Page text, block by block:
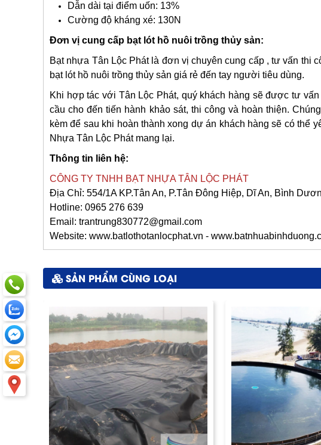
Dẫn dài tại điểm uốn: 13%
Cường độ kháng xé: 130N
Đơn vị cung cấp bạt lót hồ nuôi trồng thủy sản:
Bạt nhựa Tân Lộc Phát là đơn vị chuyên cung cấp , tư vấn thi
bạt lót hồ nuôi trồng thủy sản giá rẻ đến tay người tiêu dùng.
Khi hợp tác với Tân Lộc Phát, quý khách hàng sẽ được tư
cầu cho đến tiến hành khảo sát, thi công và hoàn thiện.
kèm để sau khi hoàn thành xong dự án khách hàng sẽ có thể
Nhựa Tân Lộc Phát mang lại.
Thông tin liên hệ:
CÔNG TY TNHH BẠT NHỰA TÂN LỘC PHÁT
Địa Chỉ: 554/1A KP.Tân An, P.Tân Đông Hiệp, Dĩ An, Bình
Hotline: 0965 276 639
Email: trantrung830772@gmail.com
Website: www.batlothotanlocphat.vn -
SẢN PHẨM CÙNG LOẠI